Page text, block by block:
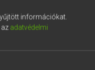
információkat.
adatvédelmi
ü ó
p ő ú